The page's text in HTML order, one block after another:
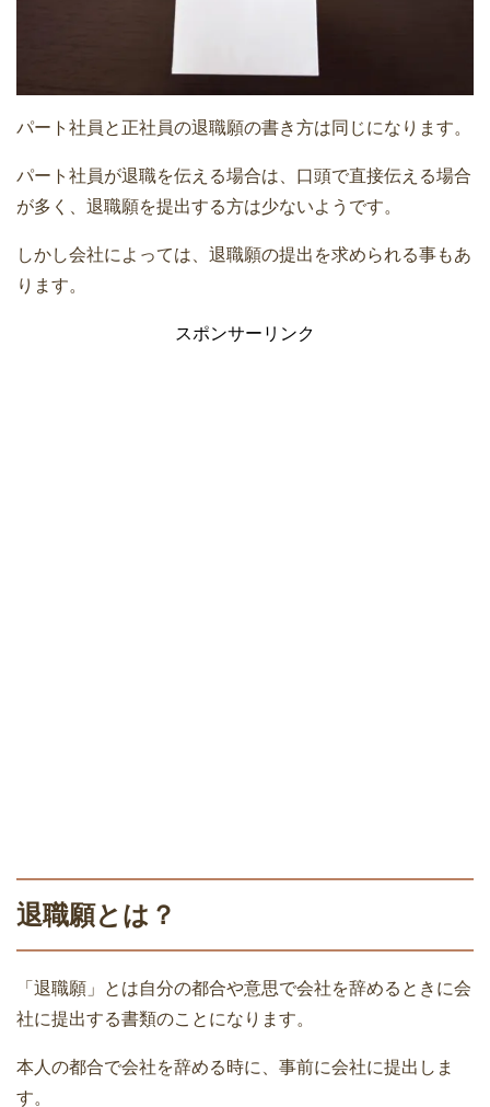
パート社員と正社員の退職願の書き方は同じになります。
パート社員が退職を伝える場合は、口頭で直接伝える場合
が多く、退職願を提出する方は少ないようです。
しかし会社によっては、退職願の提出を求められる事もあ
ります。
スポンサーリンク
退職願とは？
「退職願」とは自分の都合や意思で会社を辞めるときに会
社に提出する書類のことになります。
本人の都合で会社を辞める時に、事前に会社に提出しま
す。